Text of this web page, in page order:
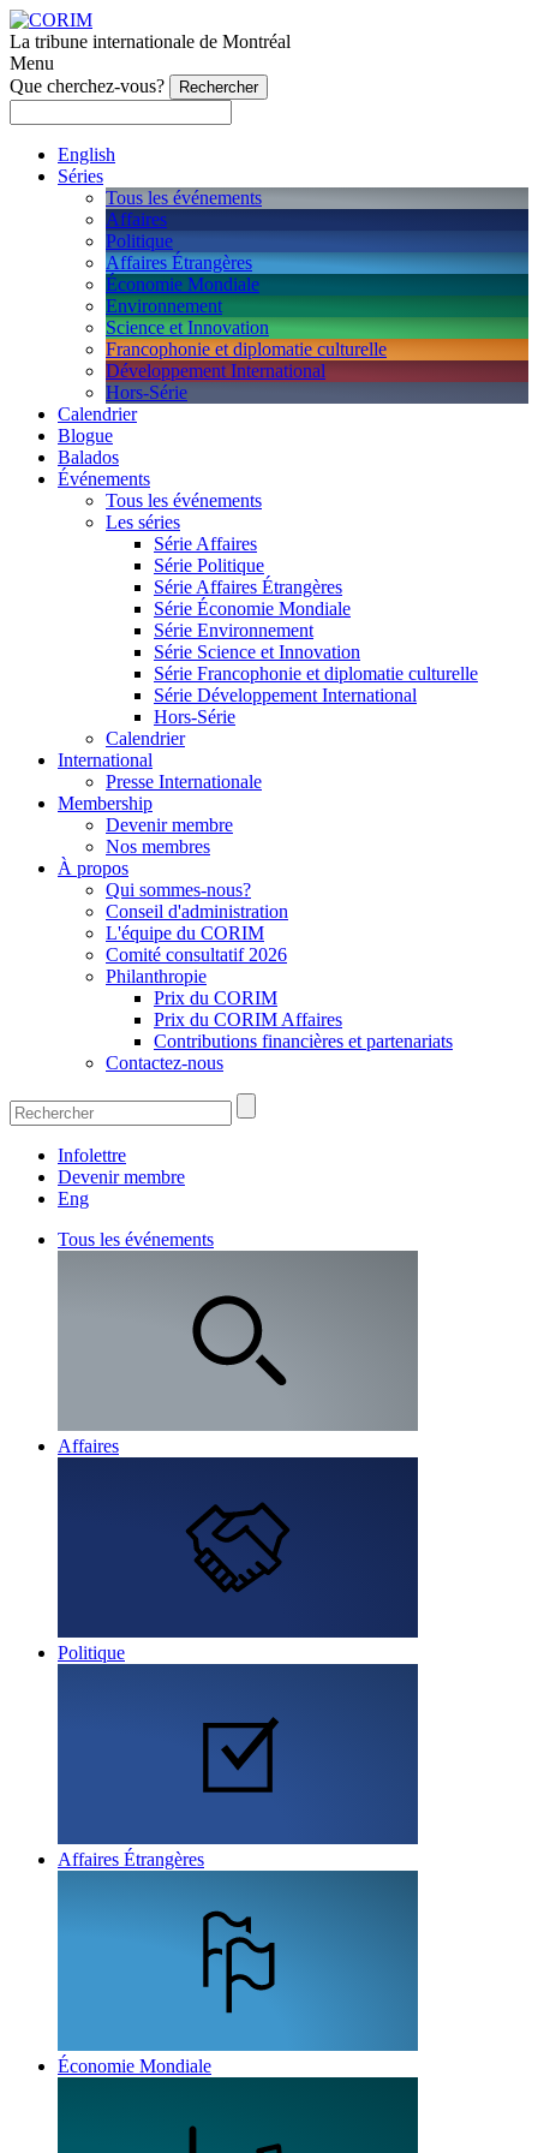
La tribune internationale de Montréal
Menu
Que cherchez-vous?
English
Séries
Tous les événements
Affaires
Politique
Affaires Étrangères
Économie Mondiale
Environnement
Science et Innovation
Francophonie et diplomatie culturelle
Développement International
Hors-Série
Calendrier
Blogue
Balados
Événements
Tous les événements
Les séries
Série Affaires
Série Politique
Série Affaires Étrangères
Série Économie Mondiale
Série Environnement
Série Science et Innovation
Série Francophonie et diplomatie culturelle
Série Développement International
Hors-Série
Calendrier
International
Presse Internationale
Membership
Devenir membre
Nos membres
À propos
Qui sommes-nous?
Conseil d'administration
L'équipe du CORIM
Comité consultatif 2026
Philanthropie
Prix du CORIM
Prix du CORIM Affaires
Contributions financières et partenariats
Contactez-nous
Infolettre
Devenir membre
Eng
Tous les événements
Affaires
Politique
Affaires Étrangères
Économie Mondiale